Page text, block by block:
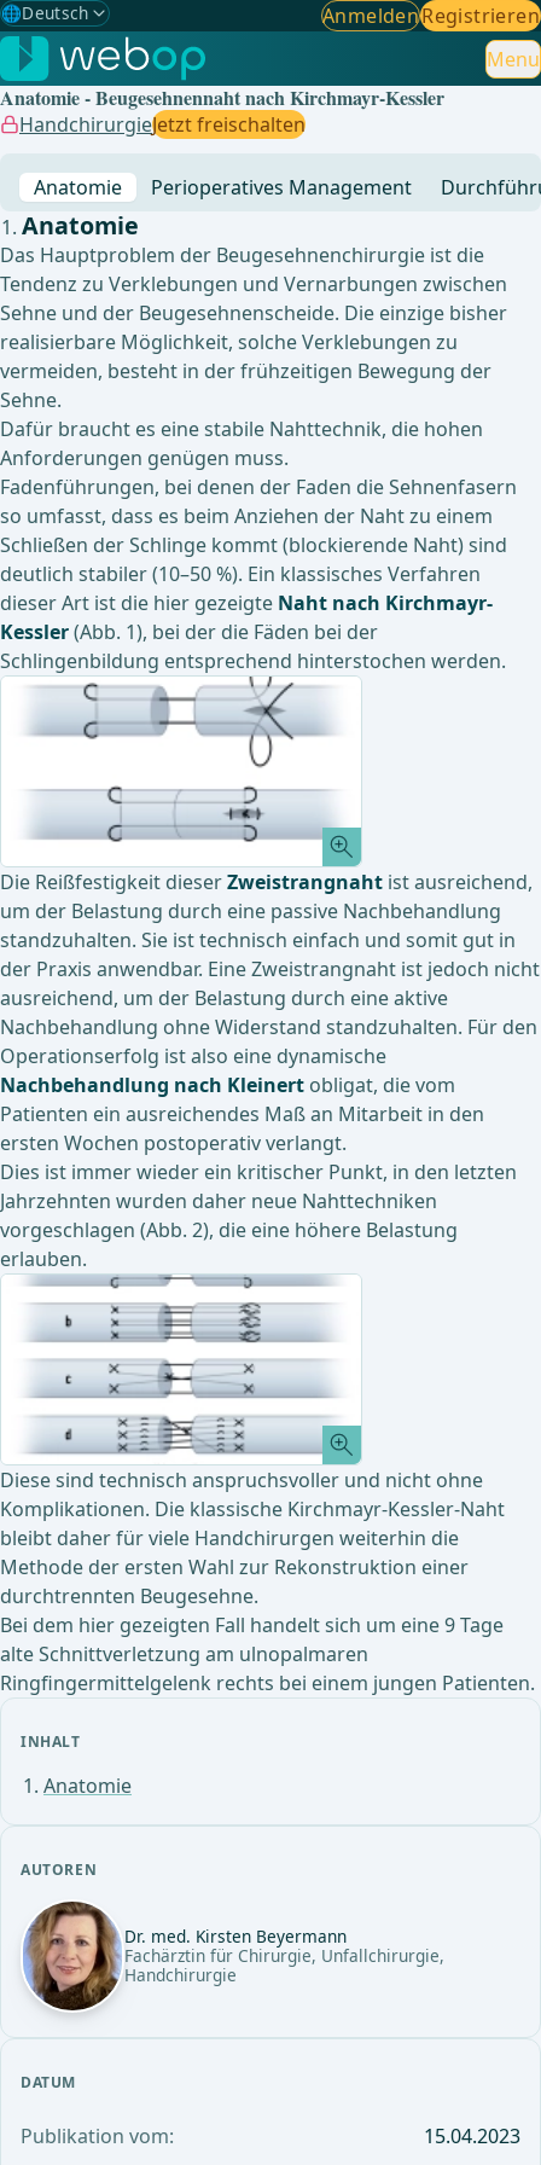
🌐Deutsch
Gewählte Sprache: Deutsch
🇩🇪 Deutsch ✓
🇬🇧English
🇧🇷 Brasilianisch
AnmeldenRegistrieren
Menu
Anatomie - Beugesehnennaht nach Kirchmayr-Kessler
HandchirurgieJetzt freischalten
Anatomie Perioperatives Management
INHALT
Anatomie
AUTOREN
Dr. med. Kirsten Beyermann
Fachärztin für Chirurgie, Unfallchirurgie,
Handchirurgie
DATUM
Publikation vom: 15.04.2023
Anatomie
Das Hauptproblem der Beugesehnenchirurgie ist die
Tendenz zu Verklebungen und Vernarbungen zwischen
Sehne und der Beugesehnenscheide. Die einzige bisher
realisierbare Möglichkeit, solche Verklebungen zu
vermeiden, besteht in der frühzeitigen Bewegung der
Sehne.
Dafür braucht es eine stabile Nahttechnik, die hohen
Anforderungen genügen muss.
Fadenführungen, bei denen der Faden die Sehnenfasern
so umfasst, dass es beim Anziehen der Naht zu einem
Schließen der Schlinge kommt (blockierende Naht) sind
deutlich stabiler (10–50 %). Ein klassisches Verfahren
dieser Art ist die hier gezeigte Naht nach Kirchmayr-
Kessler(Abb. 1), bei der die Fäden bei der
Schlingenbildung entsprechend hinterstochen werden.
Die Reißfestigkeit dieserZweistrangnaht ist ausreichend,
um der Belastung durch eine passive Nachbehandlung
standzuhalten. Sie ist technisch einfach und somit gut in
der Praxis anwendbar. Eine Zweistrangnaht ist jedoch nicht
ausreichend, um der Belastung durch eine aktive
Nachbehandlung ohne Widerstand standzuhalten. Für den
Operationserfolg ist also eine dynamische
Nachbehandlung nach Kleinert obligat, die vom
Patienten ein ausreichendes Maß an Mitarbeit in den
ersten Wochen postoperativ verlangt.
Dies ist immer wieder ein kritischer Punkt, in den letzten
Jahrzehnten wurden daher neue Nahttechniken
vorgeschlagen (Abb. 2), die eine höhere Belastung
erlauben.
Diese sind technisch anspruchsvoller und nicht ohne
Komplikationen. Die klassische Kirchmayr-Kessler-Naht
bleibt daher für viele Handchirurgen weiterhin die
Methode der ersten Wahl zur Rekonstruktion einer
durchtrennten Beugesehne.
Bei dem hier gezeigten Fall handelt sich um eine 9 Tage
alte Schnittverletzung am ulnopalmaren
Ringfingermittelgelenk rechts bei einem jungen Patienten.